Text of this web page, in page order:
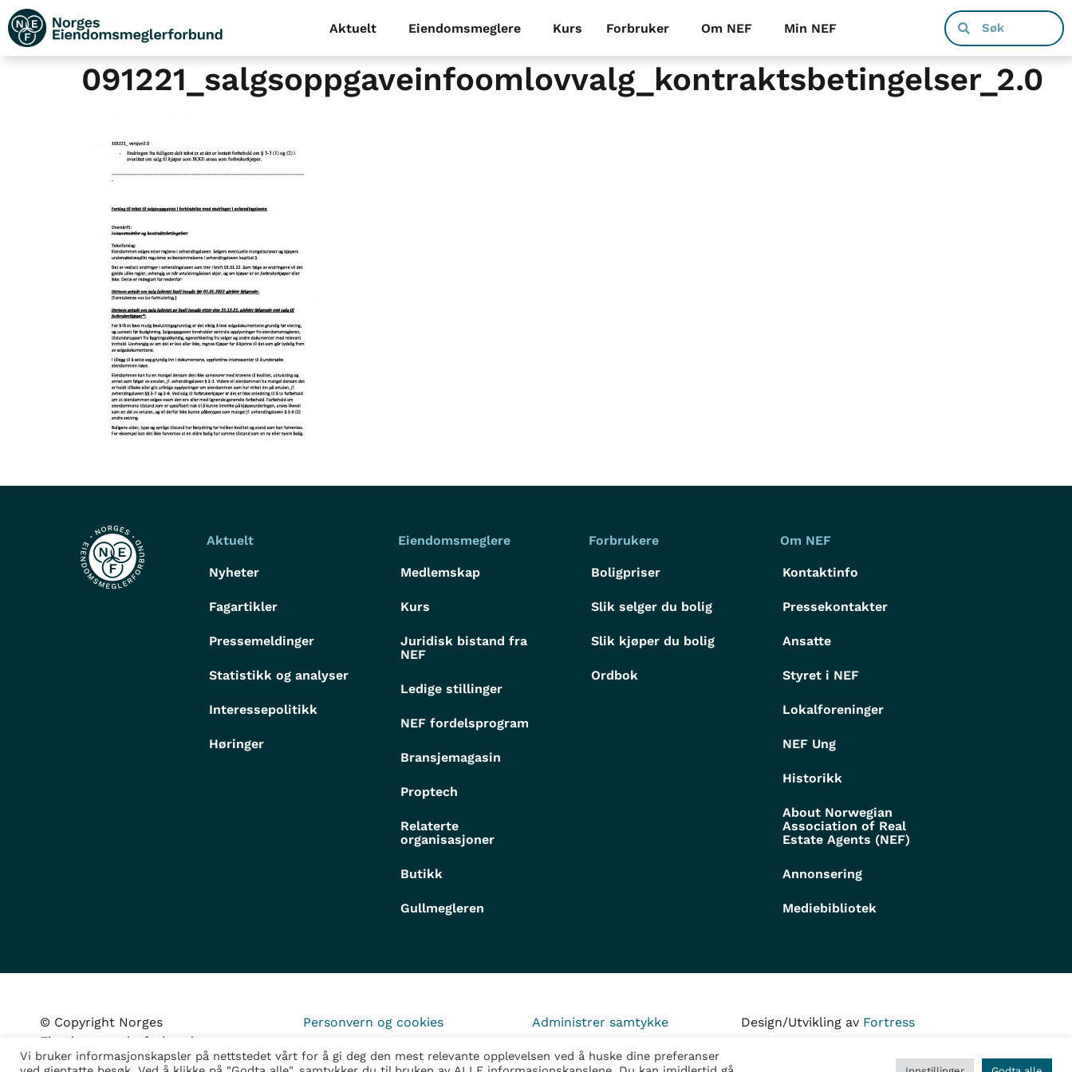
Aktuelt Eiendomsmeglere Kurs Forbruker Om NEF Min NEF
091221_salgsoppgaveinfoomlovvalg_kontraktsbetingelser_2.0
Aktuelt
Nyheter
Fagartikler
Pressemeldinger
Statistikk og analyser
Interessepolitikk
Høringer
Eiendomsmeglere
Medlemskap
Kurs
Juridisk bistand fra
NEF
Ledige stillinger
NEF fordelsprogram
Bransjemagasin
Proptech
Relaterte
organisasjoner
Butikk
Gullmegleren
Forbrukere
Boligpriser
Slik selger du bolig
Slik kjøper du bolig
Ordbok
Om NEF
Kontaktinfo
Pressekontakter
Ansatte
Styret i NEF
Lokalforeninger
NEF Ung
Historikk
About Norwegian
Association of Real
Estate Agents (NEF)
Annonsering
Mediebibliotek
© Copyright Norges
Eiendomsmeglerforbund
Personvern og cookies Administrer samtykke Design/Utvikling av Fortress
Vi bruker informasjonskapsler på nettstedet vårt for å gi deg den mest relevante opplevelsen ved å huske dine preferanser